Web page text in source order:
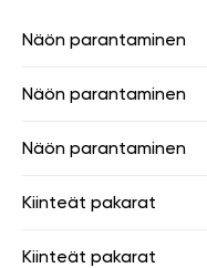
Näön parantaminen
Näön parantaminen
Näön parantaminen
Kiinteät pakarat
Kiinteät pakarat